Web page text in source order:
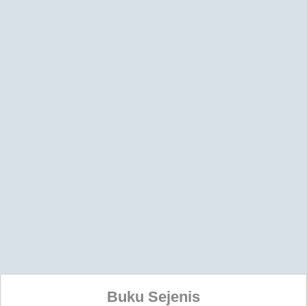
Buku Sejenis